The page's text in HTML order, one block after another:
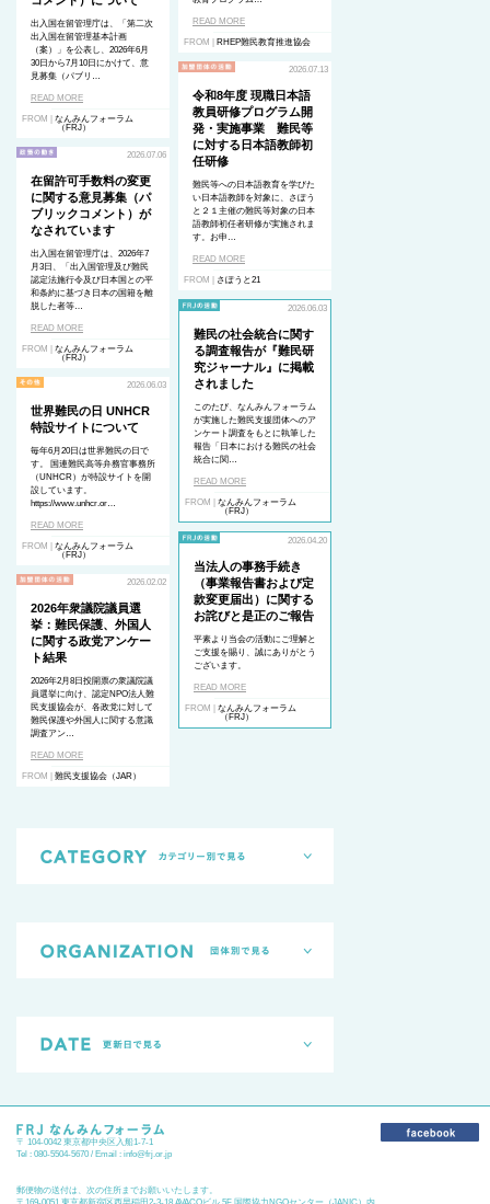
READ MORE
FROM | RHEP難民教育推進協会
出入国在留管理庁は、「第二次
出入国在留管理基本計画
（案）」を公表し、2026年6月
30日から7月10日にかけて、意
見募集（パブリ…
READ MORE
FROM | なんみんフォーラム
（FRJ）
2026.07.13
令和8年度 現職日本語
教員研修プログラム開
発・実施事業 難民等
に対する日本語教師初
任研修
難民等への日本語教育を学びた
い日本語教師を対象に、さぽう
と２１主催の難民等対象の日本
語教師初任者研修が実施されま
す。お申…
READ MORE
FROM | さぽうと21
2026.07.06
在留許可手数料の変更
に関する意見募集（パ
ブリックコメント）が
なされています
出入国在留管理庁は、2026年7
月3日、「出入国管理及び難民
認定法施行令及び日本国との平
和条約に基づき日本の国籍を離
脱した者等…
READ MORE
FROM | なんみんフォーラム
（FRJ）
2026.06.03
難民の社会統合に関す
る調査報告が『難民研
究ジャーナル』に掲載
されました
このたび、なんみんフォーラム
が実施した難民支援団体へのア
ンケート調査をもとに執筆した
報告「日本における難民の社会
統合に関…
READ MORE
FROM | なんみんフォーラム
（FRJ）
2026.06.03
世界難民の日 UNHCR
特設サイトについて
毎年6月20日は世界難民の日で
す。 国連難民高等弁務官事務所
（UNHCR）が特設サイトを開
設しています。
https://www.unhcr.or…
READ MORE
FROM | なんみんフォーラム
（FRJ）
2026.04.20
当法人の事務手続き
（事業報告書および定
款変更届出）に関する
お詫びと是正のご報告
平素より当会の活動にご理解と
ご支援を賜り、誠にありがとう
ございます。
READ MORE
FROM | なんみんフォーラム
（FRJ）
2026.02.02
2026年衆議院議員選
挙：難民保護、外国人
に関する政党アンケー
ト結果
2026年2月8日投開票の衆議院議
員選挙に向け、認定NPO法人難
民支援協会が、各政党に対して
難民保護や外国人に関する意識
調査アン…
READ MORE
FROM | 難民支援協会（JAR）
〒 104-0042 東京都中央区入船1-7-1
Tel : 080-5504-5670 / Email : info@frj.or.jp
郵便物の送付は、次の住所までお願いいたします。